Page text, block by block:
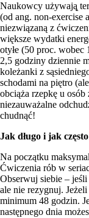
Naukowcy używają̨
(od ang. non-exercise
niezwiązaną z
większe wydatki
otyłe (50 proc. wobec
2,5 godziny dziennie
koleżanki z
schodami na piętro
obciąża rzepkę u osób
niezauważalne
chudnąć!
Jak długo i jak
Na początku
Ćwiczenia rób w
Obserwuj siebie –
ale nie rezygnuj. Jeżeli
minimum 48 godzin.
następnego dnia